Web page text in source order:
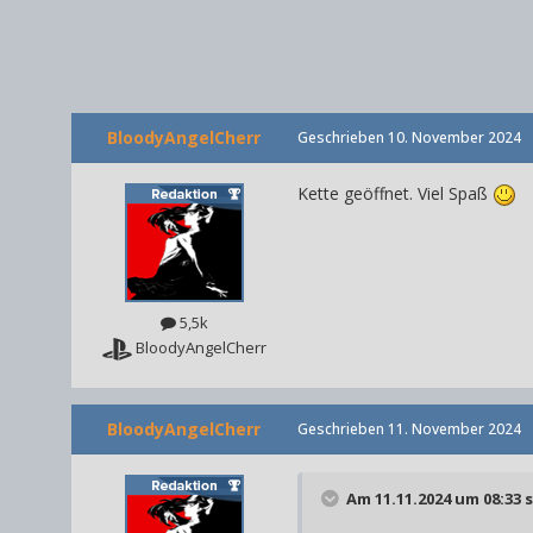
BloodyAngelCherr
5,5k
BloodyAngelCherr
Geschrieben 10. November 2024
Kette geöffnet. Viel Spaß
BloodyAngelCherr Geschrieben 11. November 2024
Am 11.11.2024 um 08:33